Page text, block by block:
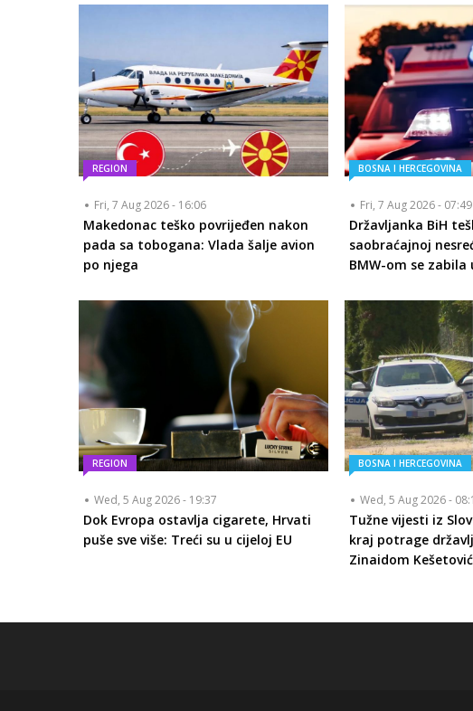
REGION
Fri, 7 Aug 2026 - 16:06
Makedonac teško povrijeđen nakon
pada sa tobogana: Vlada šalje avion
po njega
BOSNA I HERCEGOVINA
Fri, 7 Aug 2026 - 07:49
Državljanka BiH
saobraćajnoj
BMW-om se zabila
REGION
Wed, 5 Aug 2026 - 19:37
Dok Evropa ostavlja cigarete, Hrvati
puše sve više: Treći su u cijeloj EU
BOSNA I HERCEGOVINA
Wed, 5 Aug 2026 -
Tužne vijesti iz
kraj potrage
Zinaidom